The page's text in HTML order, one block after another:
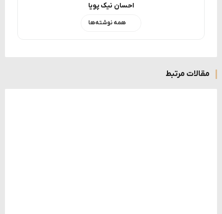
احسان نیک پویا
همه نوشته‌ها
مقالات مرتبط